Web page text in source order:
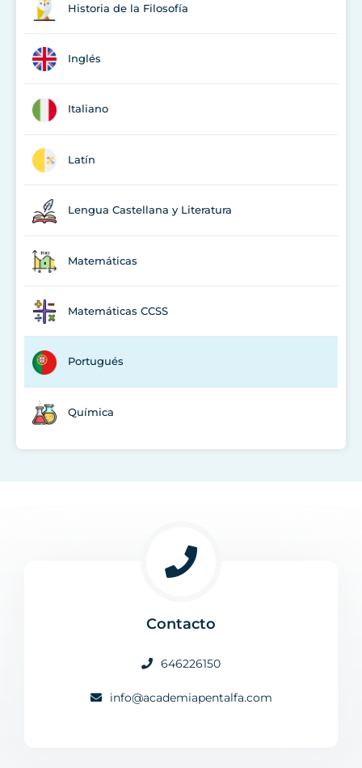
Historia de la Filosofía
Inglés
Italiano
Latín
Lengua Castellana y Literatura
Matemáticas
Matemáticas CCSS
Portugués
Química
Contacto
646226150
info@academiapentalfa.com